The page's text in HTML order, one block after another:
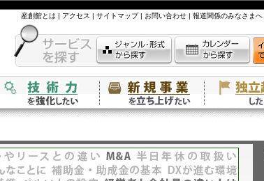
産創館とは | アクセス | サイトマップ| お問い合わせ | 報道関係のみなさまへ